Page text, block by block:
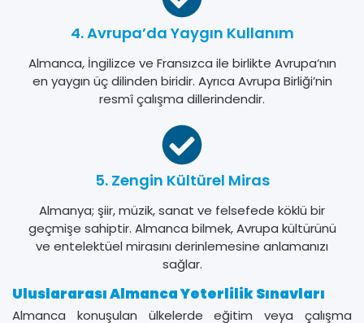
4. Avrupa’da Yaygın Kullanım
Almanca, İngilizce ve Fransızca ile birlikte Avrupa’nın
en yaygın üç dilinden biridir. Ayrıca Avrupa Birliği’nin
resmî çalışma dillerindendir.
5. Zengin Kültürel Miras
Almanya; şiir, müzik, sanat ve felsefede köklü bir
geçmişe sahiptir. Almanca bilmek, Avrupa kültürünü
ve entelektüel mirasını derinlemesine anlamanızı
sağlar.
Uluslararası Almanca Yeterlilik Sınavları
Almanca konuşulan ülkelerde eğitim veya çalışma